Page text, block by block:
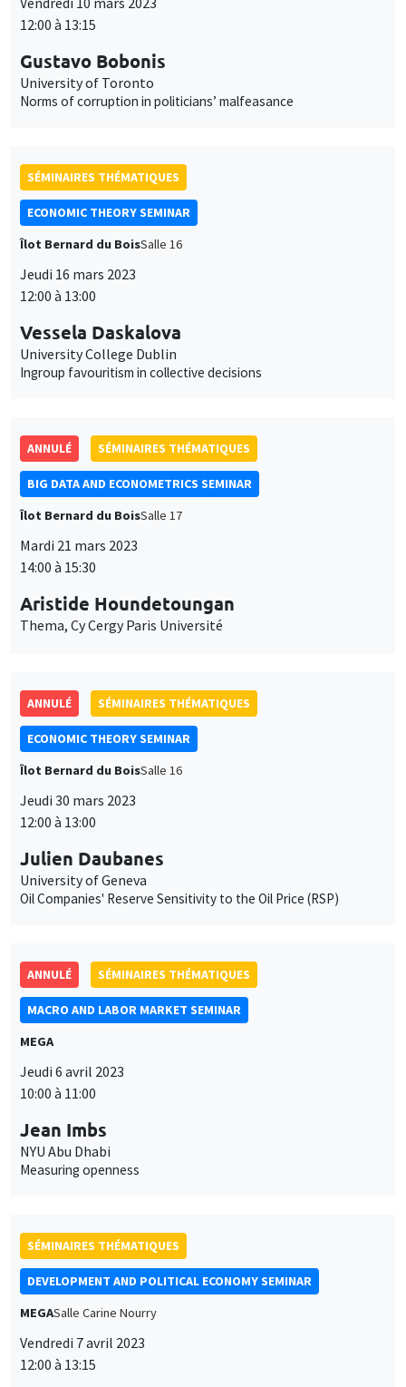
12:00 à 13:15
Gustavo Bobonis
University of Toronto
Norms of corruption in politicians’ malfeasance
SÉMINAIRES THÉMATIQUES
ECONOMIC THEORY SEMINAR
Îlot Bernard du BoisSalle 16
Jeudi 16 mars 2023
12:00 à 13:00
Vessela Daskalova
University College Dublin
Ingroup favouritism in collective decisions
ANNULÉ SÉMINAIRES THÉMATIQUES
BIG DATA AND ECONOMETRICS SEMINAR
Îlot Bernard du BoisSalle 17
Mardi 21 mars 2023
14:00 à 15:30
Aristide Houndetoungan
Thema, Cy Cergy Paris Université
ANNULÉ SÉMINAIRES THÉMATIQUES
ECONOMIC THEORY SEMINAR
Îlot Bernard du BoisSalle 16
Jeudi 30 mars 2023
12:00 à 13:00
Julien Daubanes
University of Geneva
Oil Companies' Reserve Sensitivity to the Oil Price (RSP)
ANNULÉ SÉMINAIRES THÉMATIQUES
MACRO AND LABOR MARKET SEMINAR
MEGA
Jeudi 6 avril 2023
10:00 à 11:00
Jean Imbs
NYU Abu Dhabi
Measuring openness
SÉMINAIRES THÉMATIQUES
DEVELOPMENT AND POLITICAL ECONOMY SEMINAR
MEGASalle Carine Nourry
Vendredi 7 avril 2023
12:00 à 13:15
Utilisation
des
données
personnelles
des
cookies
fonctionnement, analyser la fréquentation du site et proposer des
contenus multimédias. Vous êtes libre d’accepter, de refuser ou de
personnaliser l’utilisation de ces services. Votre choix pourra être
modifié à tout moment depuis le lien « Gestion des cookies »
accessible en bas de page. Pour en savoir plus, consultez notre
politique de confidentialité